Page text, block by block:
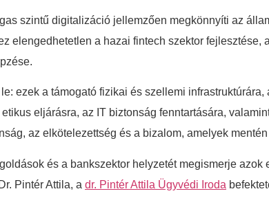
szintű digitalizáció jellemzően megkönnyíti az
elengedhetetlen a hazai fintech szektor fejlesztése,
ezek a támogató fizikai és szellemi
eljárásra, az IT biztonság fenntartására,
az elkötelezettség és a bizalom, amelyek
és a bankszektor helyzetét megismerje azok
Pintér Attila, a dr. Pintér Attila Ügyvédi Iroda